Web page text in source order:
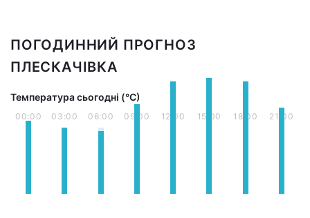
ПОГОДИННИЙ ПРОГНОЗ
ПЛЕСКАЧІВКА
Температура сьогодні (°С)
00:00 03:00 06:00 09:00 12:00 15:00 18:00 21:00